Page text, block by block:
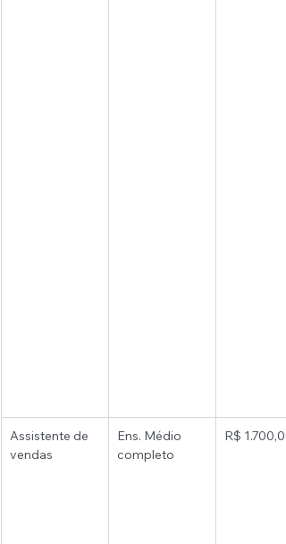
Assistente de
vendas
Ens. Médio
completo
R$